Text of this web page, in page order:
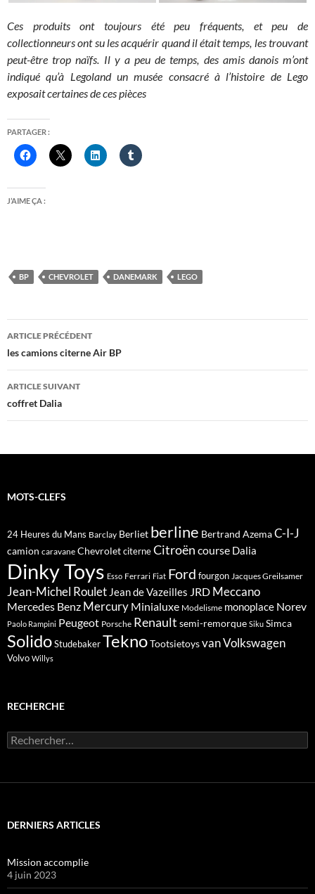
Ces produits ont toujours été peu fréquents, et peu de
collectionneurs ont su les acquérir quand il était temps, les trouvant
peut-être trop naïfs. Il y a peu de temps, des amis danois m’ont
indiqué qu’à Legoland un musée consacré à l’histoire de Lego
exposait certaines de ces pièces
PARTAGER :
J’AIME ÇA :
BP CHEVROLET DANEMARK LEGO
Navigation
des
articles
ARTICLE PRÉCÉDENT
les camions citerne Air BP
ARTICLE SUIVANT
coffret Dalia
MOTS-CLEFS
24 Heures du Mans Barclay Berliet berline Bertrand AzemaC-I-J
camion caravane ChevroletciterneCitroën course Dalia
Dinky Toys Esso Ferrari Fiat Ford fourgon Jacques Greilsamer
Jean-Michel Roulet Jean de Vazeilles JRD Meccano
Mercedes Benz Mercury Minialuxe Modelisme monoplace Norev
Paolo Rampini Peugeot Porsche Renault semi-remorque Siku Simca
SolidoStudebakerTeknoTootsietoysvanVolkswagen
Volvo Willys
RECHERCHE
Rechercher :
DERNIERS ARTICLES
Mission accomplie
4 juin 2023